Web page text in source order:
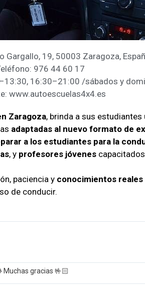
Gargallo, 19, 50003 Zaragoza,
976 44 60 17
16:30–21:00 /sábados y
www.autoescuelas4x4.es
Zaragoza, brinda a sus estudiantes
adaptadas al nuevo formato de
a los estudiantes para la
, y profesores jóvenes
paciencia y conocimientos reales
de conducir.
Muchas gracias 🤟🏻